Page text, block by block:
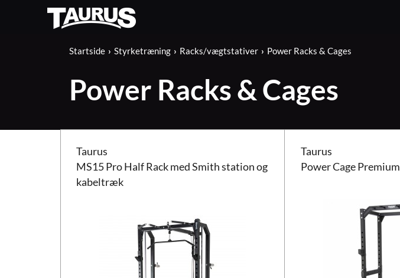
Startside Styrketræning Racks/vægtstativer Power Racks & Cages
Power Racks & Cages
Taurus
MS15 Pro Half Rack med Smith station og
kabeltræk
Taurus
Power Cage Premium